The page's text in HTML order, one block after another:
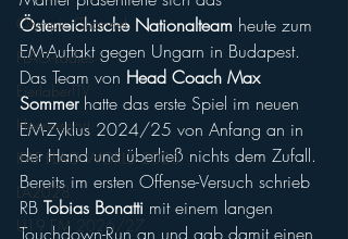
Olympic Channel
FLAG-Ladies
EierlaberlTV
Heeressport
IFAF FLAG WORLD 2026
LA2028
U19 EM 2026/27
Österreichische Nationalteam heute zum
EM-Auftakt gegen Ungarn in Budapest.
Das Team von Head Coach Max
Sommer hatte das erste Spiel im neuen
EM-Zyklus 2024/25 von Anfang an in
der Hand und überließ nichts dem Zufall.
Bereits im ersten Offense-Versuch schrieb
RB Tobias Bonatti mit einem langen
Touchdown-Run an und gab damit einen